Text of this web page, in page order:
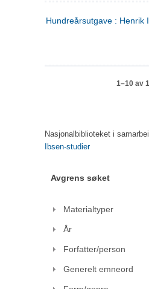
Hundreårsutgave : Henrik
1–10 av
Nasjonalbiblioteket i
Ibsen-studier
Avgrens søket
Materialtyper
År
Forfatter/person
Generelt emneord